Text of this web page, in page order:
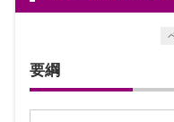
要綱